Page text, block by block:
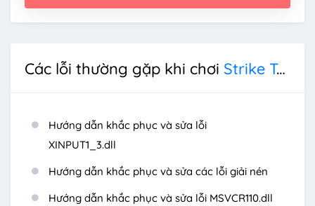
Các lỗi thường gặp khi chơi Strike Team Hydra
Hướng dẫn khắc phục và sửa lỗi
XINPUT1_3.dll
Hướng dẫn khắc phục và sửa các lỗi giải nén
Hướng dẫn khắc phục và sửa lỗi MSVCR110.dll